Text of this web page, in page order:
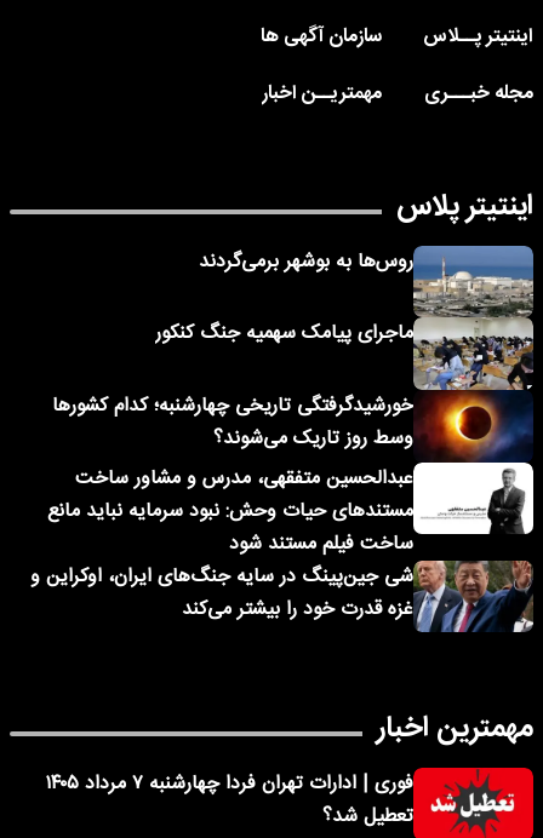
اینتیتر پــلاس
سازمان آگهی ها
مجله خبـــری
مهمتریــن اخبار
اینتیتر پلاس
روس‌ها به بوشهر برمی‌گردند
ماجرای پیامک‌ سهمیه جنگ کنکور
خورشیدگرفتگی تاریخی چهارشنبه؛ کدام کشورها
وسط روز تاریک می‌شوند؟
عبدالحسین متفقهی، مدرس و مشاور ساخت
مستندهای حیات وحش: نبود سرمایه نباید مانع
ساخت فیلم مستند شود
شی جین‌پینگ در سایه جنگ‌های ایران، اوکراین و
غزه قدرت خود را بیشتر می‌کند
مهمترین اخبار
فوری | ادارات تهران فردا چهارشنبه ۷ مرداد ۱۴۰۵
تعطیل شد؟